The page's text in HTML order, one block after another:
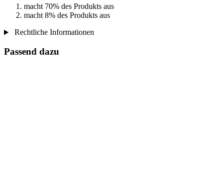
macht 70% des Produkts aus
macht 8% des Produkts aus
Rechtliche Informationen
Passend dazu